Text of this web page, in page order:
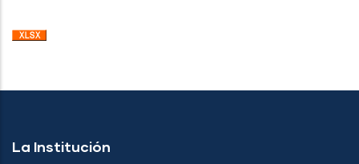
La Institución